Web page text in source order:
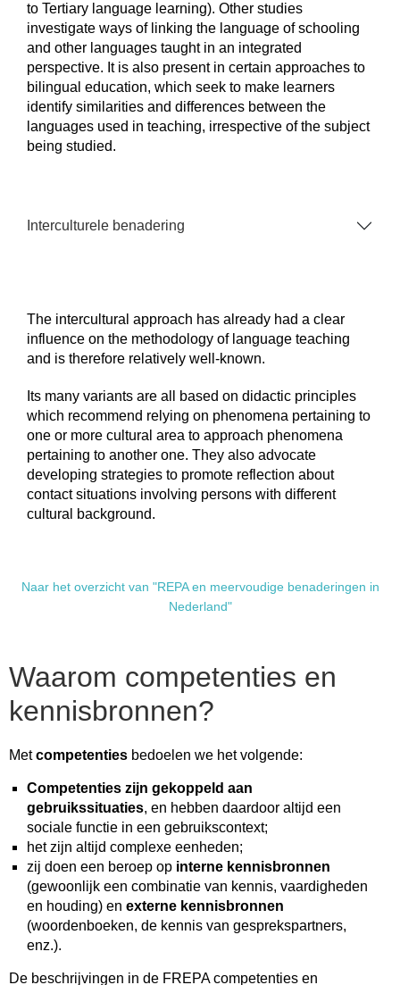
to Tertiary language learning). Other studies
investigate ways of linking the language of schooling
and other languages taught in an integrated
perspective. It is also present in certain approaches to
bilingual education, which seek to make learners
identify similarities and differences between the
languages used in teaching, irrespective of the subject
being studied.
Interculturele benadering
The intercultural approach has already had a clear
influence on the methodology of language teaching
and is therefore relatively well-known.
Its many variants are all based on didactic principles
which recommend relying on phenomena pertaining to
one or more cultural area to approach phenomena
pertaining to another one. They also advocate
developing strategies to promote reflection about
contact situations involving persons with different
cultural background.
Naar het overzicht van "REPA en meervoudige benaderingen in
Nederland"
Waarom competenties en
kennisbronnen?
Metcompetenties bedoelen we het volgende:
Competenties zijn gekoppeld aan
gebruikssituaties, en hebben daardoor altijd een
sociale functie in een gebruikscontext;
het zijn altijd complexe eenheden;
zij doen een beroep op interne kennisbronnen
(gewoonlijk een combinatie van kennis, vaardigheden
en houding) en externe kennisbronnen
(woordenboeken, de kennis van gesprekspartners,
enz.).
De beschrijvingen in de FREPA competenties en